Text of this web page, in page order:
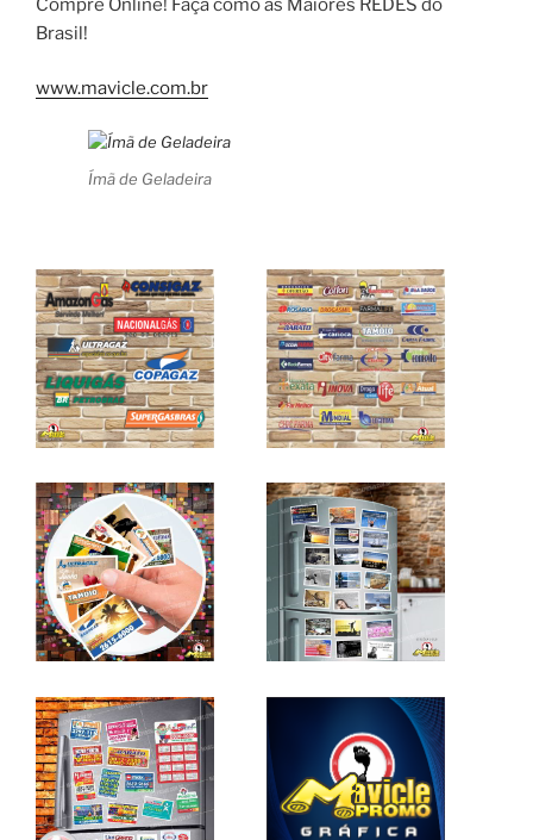
Compre Online! Faça como as Maiores REDES do
Brasil!
www.mavicle.com.br
Ímã de Geladeira